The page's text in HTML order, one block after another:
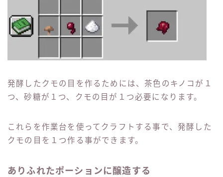
発酵したクモの目を作るためには、茶色のキノコが１
つ、砂糖が１つ、クモの目が１つ必要になります。
これらを作業台を使ってクラフトする事で、発酵した
クモの目を１つ作る事ができます。
ありふれたポーションに醸造する